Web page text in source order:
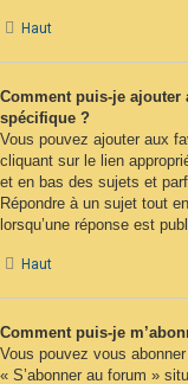
Haut
Comment puis-je ajouter
spécifique ?
Vous pouvez ajouter aux
cliquant sur le lien
et en bas des sujets et
Répondre à un sujet tout
lorsqu’une réponse est
Haut
Comment puis-je
Vous pouvez vous
« S’abonner au forum »